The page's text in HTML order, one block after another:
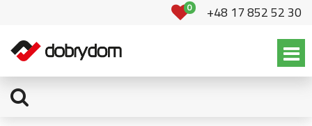
0 +48 17 852 52 30